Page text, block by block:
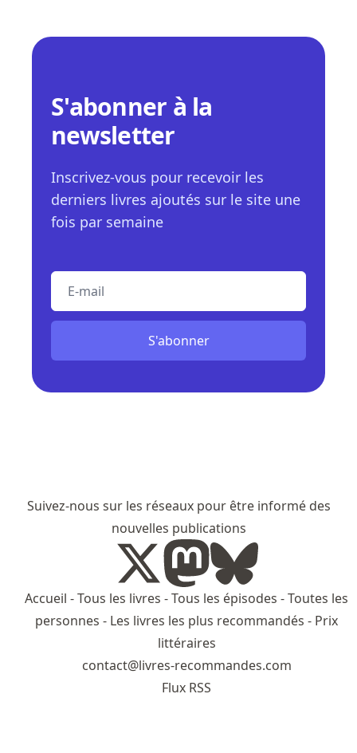
S'abonner à la
newsletter
Inscrivez-vous pour recevoir les
derniers livres ajoutés sur le site une
fois par semaine
S'abonner
Suivez-nous sur les réseaux pour être informé des
nouvelles publications
Accueil -Tous les livres -Tous les épisodes -Toutes les
personnes - Les livres les plus recommandés - Prix
littéraires
contact@livres-recommandes.com
Flux RSS